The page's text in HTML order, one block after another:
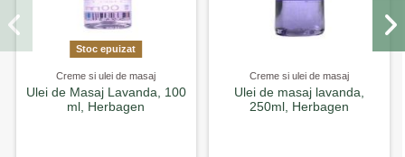
Stoc epuizat
Creme si ulei de masaj
Ulei de Masaj Lavanda, 100
ml, Herbagen
Creme si ulei de masaj
Ulei de masaj lavanda,
250ml, Herbagen